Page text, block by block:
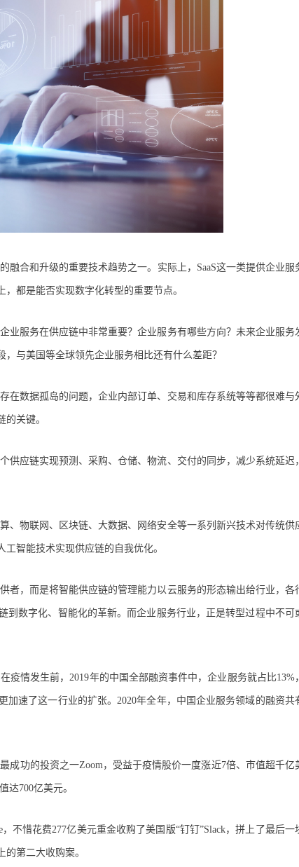
融合和升级的重要技术趋势之一。实际上，SaaS这一类提供企业服
都是能否实现数字化转型的重要节点。
业服务在供应链中非常重要？企业服务有哪些方向？未来企业服务
与美国等全球领先企业服务相比还有什么差距？
在数据孤岛的问题，企业内部订单、交易和库存系统等等都很难与
关键。
应链实现预测、采购、仓储、物流、交付的同步，减少系统延迟，
、物联网、区块链、大数据、网络安全等一系列新兴技术对传统供
智能技术实现供应链的自我优化。
者，而是将智能供应链的管理能力以云服务的形态输出给行业，各
数字化、智能化的革新。而企业服务行业，正是转型过程中不可
情发生前，2019年的中国全部融资事件中，企业服务就占比13%，
速了这一行业的扩张。2020年全年，中国企业服务领域的融资共
成功的投资之一Zoom，受益于疫情股价一度涨近7倍、市值超千亿
达700亿美元。
不惜花费277亿美元重金收购了美国版“钉钉”Slack，拼上了最后一
第二大收购案。